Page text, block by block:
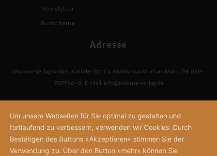
Newsletter
Gutscheine
Adresse
Mabuse-Verlag GmbH, Kasseler Str. 1 a, 60486 Frankfurt am Main , Tel: 069 -
707996 - 0 , E-Mail: info@mabuse-verlag.de
Um unsere Webseiten für Sie optimal zu gestalten und
fortlaufend zu verbessern, verwenden wir Cookies. Durch
Bestätigen des Buttons »Akzeptieren« stimmen Sie der
Verwendung zu. Über den Button »mehr« können Sie